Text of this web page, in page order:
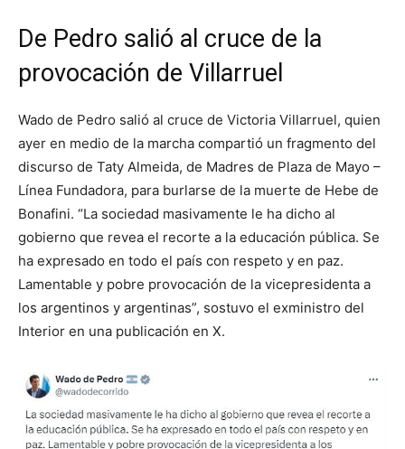
De Pedro salió al cruce de la
provocación de Villarruel
Wado de Pedro salió al cruce de Victoria Villarruel, quien
ayer en medio de la marcha compartió un fragmento del
discurso de Taty Almeida, de Madres de Plaza de Mayo –
Línea Fundadora, para burlarse de la muerte de Hebe de
Bonafini. “La sociedad masivamente le ha dicho al
gobierno que revea el recorte a la educación pública. Se
ha expresado en todo el país con respeto y en paz.
Lamentable y pobre provocación de la vicepresidenta a
los argentinos y argentinas”, sostuvo el exministro del
Interior en una publicación en X.